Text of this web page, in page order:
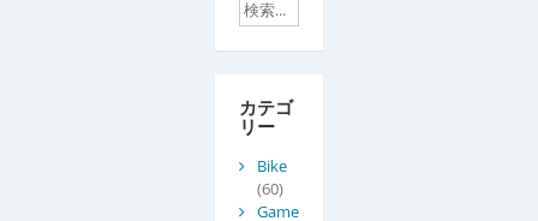
カテゴ
リー
Bike
(60)
Game